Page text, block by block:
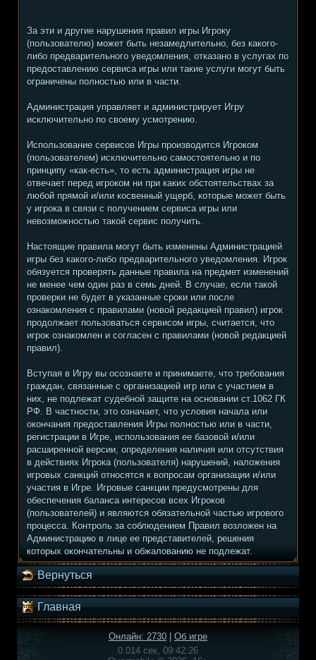
За эти и другие нарушения правил игры Игроку
(пользователю) может быть незамедлительно, без какого-
либо предварительного уведомления, отказано в услугах по
предоставлению сервиса игры или такие услуги могут быть
ограничены полностью или в части.
Администрация управляет и администрирует Игру
исключительно по своему усмотрению.
Использование сервисов Игры производится Игроком
(пользователем) исключительно самостоятельно и по
принципу «как-есть», то есть администрация игры не
отвечает перед игроком ни при каких обстоятельствах за
любой прямой и/или косвенный ущерб, которые может быть
у игрока в связи с получением сервиса игры или
невозможностью такой сервис получить.
Настоящие правила могут быть изменены Администрацией
игры без какого-либо предварительного уведомления. Игрок
обязуется проверять данные правила на предмет изменений
не менее чем один раз в семь дней. В случае, если такой
проверки не будет в указанные сроки или после
ознакомления с правилами (новой редакцией правил) игрок
продолжает пользоваться сервисом игры, считается, что
игрок ознакомлен и согласен с правилами (новой редакцией
правил).
Вступая в Игру вы осознаете и принимаете, что требования
граждан, связанные с организацией игр или с участием в
них, не подлежат судебной защите на основании ст.1062 ГК
РФ. В частности, это означает, что условия начала или
окончания предоставления Игры полностью или в части,
регистрации в Игре, использования ее базовой и/или
расширенной версии, определения наличия или отсутствия
в действиях Игрока (пользователя) нарушений, наложения
игровых санкций относятся к вопросам организации и/или
участия в Игре. Игровые санкции предусмотрены для
обеспечения баланса интересов всех Игроков
(пользователей) и являются обязательной частью игрового
процесса. Контроль за соблюдением Правил возложен на
Администрацию в лице ее представителей, решения
которых окончательны и обжалованию не подлежат.
Вернуться
Главная
Онлайн: 2730
Об игре
0.014 сек, 09:42:26